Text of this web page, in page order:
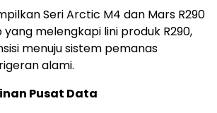
Seri Arctic M4 dan Mars R290
yang melengkapi lini produk R290,
menuju sistem pemanas
alami.
Pusat Data